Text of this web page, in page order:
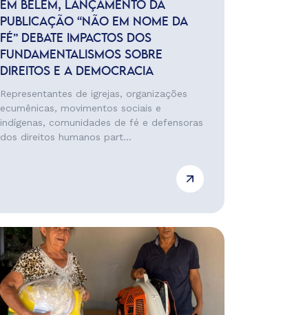
EM BELÉM, LANÇAMENTO DA
PUBLICAÇÃO “NÃO EM NOME DA
FÉ” DEBATE IMPACTOS DOS
FUNDAMENTALISMOS SOBRE
DIREITOS E A DEMOCRACIA
Representantes de igrejas, organizações
ecumênicas, movimentos sociais e
indígenas, comunidades de fé e defensoras
dos direitos humanos part...